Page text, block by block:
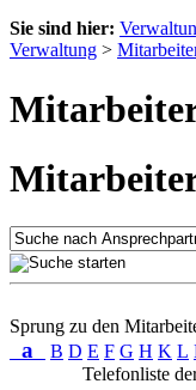
Sie sind hier:
Verwaltung >
Sprung zu den
a B D E F G H K L
Telefonliste